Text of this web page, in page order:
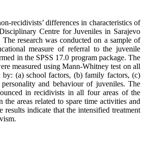
recidivists’ differences in characteristics of
Centre for Juveniles in Sarajevo
research was conducted on a sample of
measure of referral to the juvenile
in the SPSS 17.0 program package. The
measured using Mann-Whitney test on all
(a) school factors, (b) family factors, (c)
and behaviour of juveniles. The
in recidivists in all four areas of the
areas related to spare time activities and
indicate that the intensified treatment